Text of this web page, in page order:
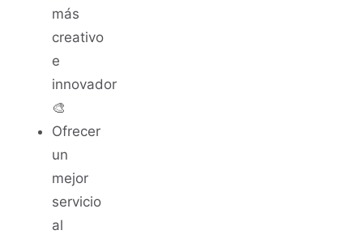
más
creativo
e
innovador
🎨
Ofrecer
un
mejor
servicio
al